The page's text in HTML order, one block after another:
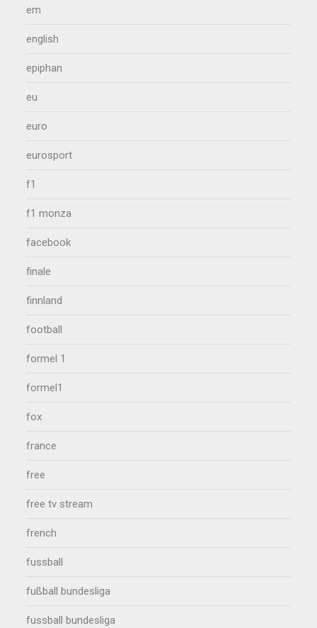
em
english
epiphan
eu
euro
eurosport
f1
f1 monza
facebook
finale
finnland
football
formel 1
formel1
fox
france
free
free tv stream
french
fussball
fußball bundesliga
fussball bundesliga